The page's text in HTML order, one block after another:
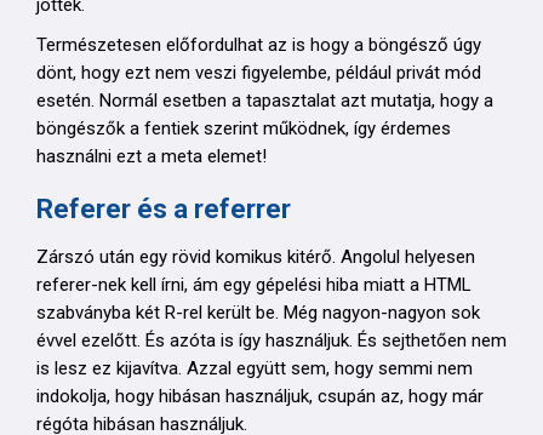
Természetesen előfordulhat az is hogy a böngésző úgy
dönt, hogy ezt nem veszi figyelembe, például privát mód
esetén. Normál esetben a tapasztalat azt mutatja, hogy a
böngészők a fentiek szerint működnek, így érdemes
használni ezt a meta elemet!
Referer és a referrer
Zárszó után egy rövid komikus kitérő. Angolul helyesen
referer-nek kell írni, ám egy gépelési hiba miatt a HTML
szabványba két R-rel került be. Még nagyon-nagyon sok
évvel ezelőtt. És azóta is így használjuk. És sejthetően nem
is lesz ez kijavítva. Azzal együtt sem, hogy semmi nem
indokolja, hogy hibásan használjuk, csupán az, hogy már
régóta hibásan használjuk.